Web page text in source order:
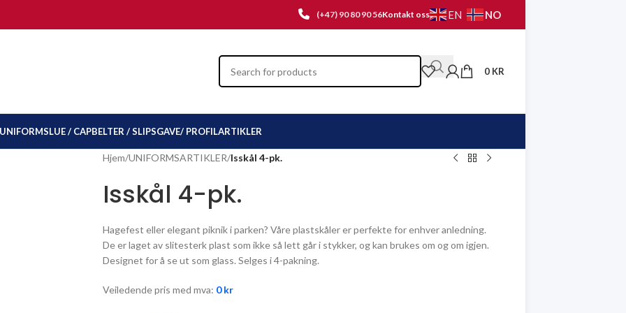
(+47) 90 80 90 56Kontakt oss EN NO
0 KR
UNIFORMSLUE / CAPBELTER / SLIPSGAVE/ PROFILARTIKLER
Hjem/UNIFORMSARTIKLER/Isskål 4-pk.
Isskål 4-pk.
Hagefest eller elegant piknik i parken? Våre plastskåler er perfekte for enhver anledning.
De er laget av slitesterk plast som ikke så lett går i stykker, og kan brukes om og om igjen.
Designet for å se ut som glass. Selges i 4-pakning.
Veiledende pris med mva: 0kr